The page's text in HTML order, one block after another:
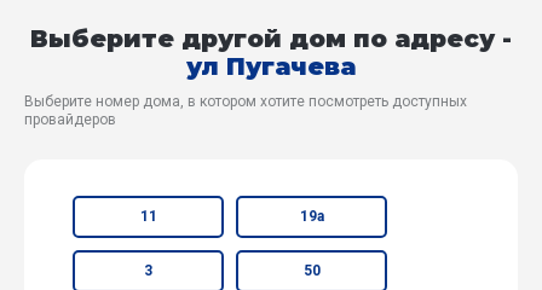
Выберите другой дом по адресу -
ул Пугачева
Выберите номер дома, в котором хотите посмотреть доступных
провайдеров
11 19а
3 50